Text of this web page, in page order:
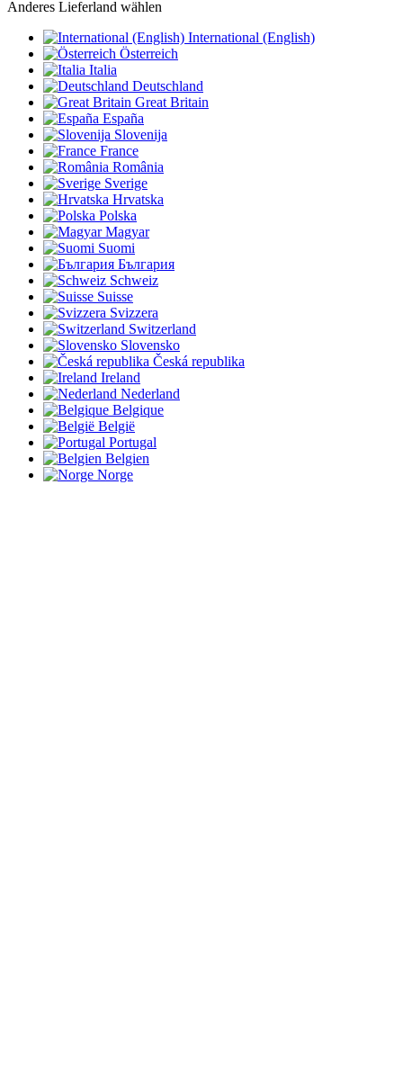
Anderes Lieferland wählen
International (English)
Österreich
Italia
Deutschland
Great Britain
España
Slovenija
France
România
Sverige
Hrvatska
Polska
Magyar
Suomi
България
Schweiz
Suisse
Svizzera
Switzerland
Slovensko
Česká republika
Ireland
Nederland
Belgique
België
Portugal
Belgien
Norge